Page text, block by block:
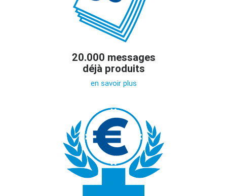
20.000 messages
déjà produits
en savoir plus